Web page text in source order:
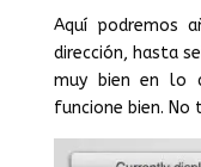
Aquí podremos
dirección, hasta
muy bien en lo
funcione bien.